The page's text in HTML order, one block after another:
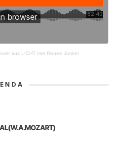
aus LICHT met Renee Jonker